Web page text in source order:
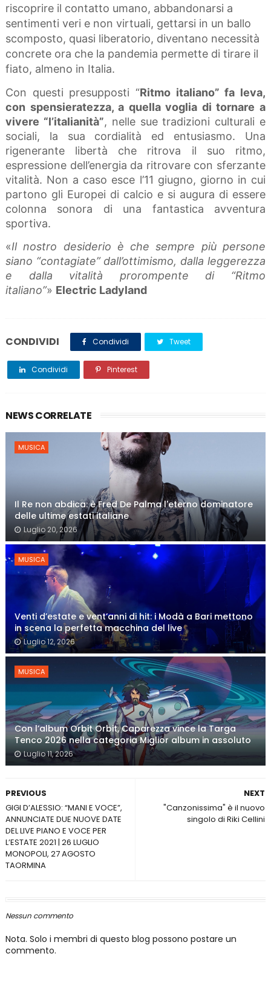
riscoprire il contatto umano, abbandonarsi a
sentimenti veri e non virtuali, gettarsi in un ballo
scomposto, quasi liberatorio, diventano necessità
concrete ora che la pandemia permette di tirare il
fiato, almeno in Italia.
Con questi presupposti “Ritmo italiano” fa leva,
con spensieratezza, a quella voglia di tornare a
vivere “l’italianità”, nelle sue tradizioni culturali e
sociali, la sua cordialità ed entusiasmo. Una
rigenerante libertà che ritrova il suo ritmo,
espressione dell’energia da ritrovare con sferzante
vitalità. Non a caso esce l’11 giugno, giorno in cui
partono gli Europei di calcio e si augura di essere
colonna sonora di una fantastica avventura
sportiva.
«Il nostro desiderio è che sempre più persone
siano “contagiate” dall’ottimismo, dalla leggerezza
e dalla vitalità prorompente di “Ritmo
italiano”» Electric Ladyland
CONDIVIDI Condividi Tweet
Condividi Pinterest
NEWS CORRELATE
MUSICA
Il Re non abdica: è Fred De Palma l'eterno dominatore
delle ultime estati italiane
Luglio 20, 2026
MUSICA
Venti d’estate e vent’anni di hit: i Modà a Bari mettono
in scena la perfetta macchina del live
Luglio 12, 2026
MUSICA
Con l’album Orbit Orbit, Caparezza vince la Targa
Tenco 2026 nella categoria Miglior album in assoluto
Luglio 11, 2026
NEXT
"Canzonissima" è il nuovo
singolo di Riki Cellini
PREVIOUS
GIGI D’ALESSIO: “MANI E VOCE”,
ANNUNCIATE DUE NUOVE DATE
DEL LIVE PIANO E VOCE PER
L’ESTATE 2021 | 26 LUGLIO
MONOPOLI, 27 AGOSTO
TAORMINA
Nessun commento
Nota. Solo i membri di questo blog possono postare un
commento.